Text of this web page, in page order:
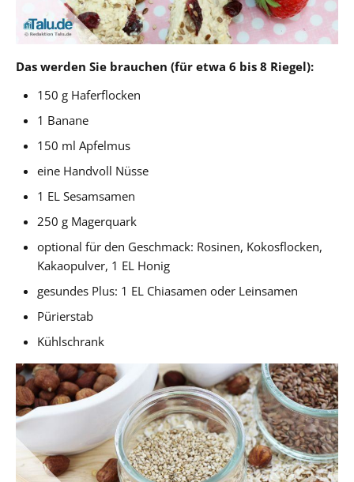
Das werden Sie brauchen (für etwa 6 bis 8 Riegel):
150 g Haferflocken
1 Banane
150 ml Apfelmus
eine Handvoll Nüsse
1 EL Sesamsamen
250 g Magerquark
optional für den Geschmack: Rosinen, Kokosflocken,
Kakaopulver, 1 EL Honig
gesundes Plus: 1 EL Chiasamen oder Leinsamen
Pürierstab
Kühlschrank